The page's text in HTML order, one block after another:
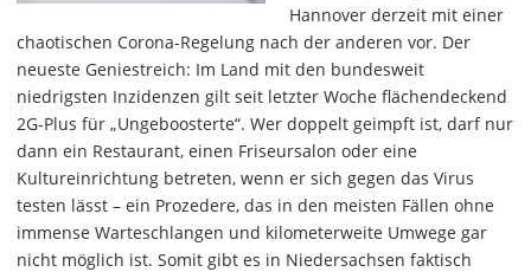
Hannover derzeit mit einer
chaotischen Corona-Regelung nach der anderen vor. Der
neueste Geniestreich: Im Land mit den bundesweit
niedrigsten Inzidenzen gilt seit letzter Woche flächendeckend
2G-Plus für „Ungeboosterte“. Wer doppelt geimpft ist, darf nur
dann ein Restaurant, einen Friseursalon oder eine
Kultureinrichtung betreten, wenn er sich gegen das Virus
testen lässt – ein Prozedere, das in den meisten Fällen ohne
immense Warteschlangen und kilometerweite Umwege gar
nicht möglich ist. Somit gibt es in Niedersachsen faktisch